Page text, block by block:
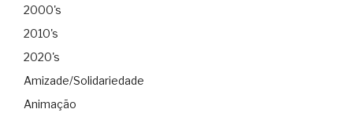
2000's
2010's
2020's
Amizade/Solidariedade
Animação